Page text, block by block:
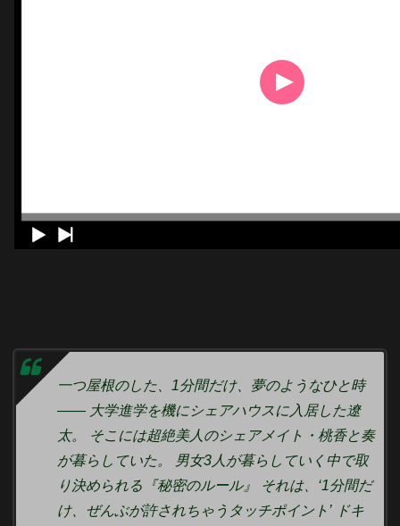
一つ屋根のした、1分間だけ、夢のようなひと時
―― 大学進学を機にシェアハウスに入居した遼
太。 そこには超絶美人のシェアメイト・桃香と奏
が暮らしていた。 男女3人が暮らしていく中で取
り決められる『秘密のルール』 それは、‘1分間だ
け、ぜんぶが許されちゃうタッチポイント’ ドキ